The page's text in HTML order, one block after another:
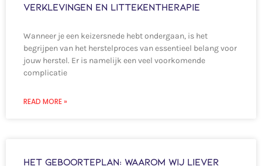
Verklevingen en Littekentherapie
Wanneer je een keizersnede hebt ondergaan, is het
begrijpen van het herstelproces van essentieel belang voor
jouw herstel. Er is namelijk een veel voorkomende
complicatie
READ MORE »
Het geboorteplan: Waarom wij liever